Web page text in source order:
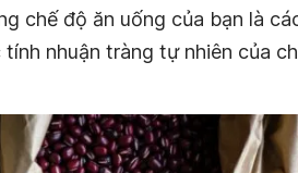
chế độ ăn uống của bạn là
nhuận tràng tự nhiên của